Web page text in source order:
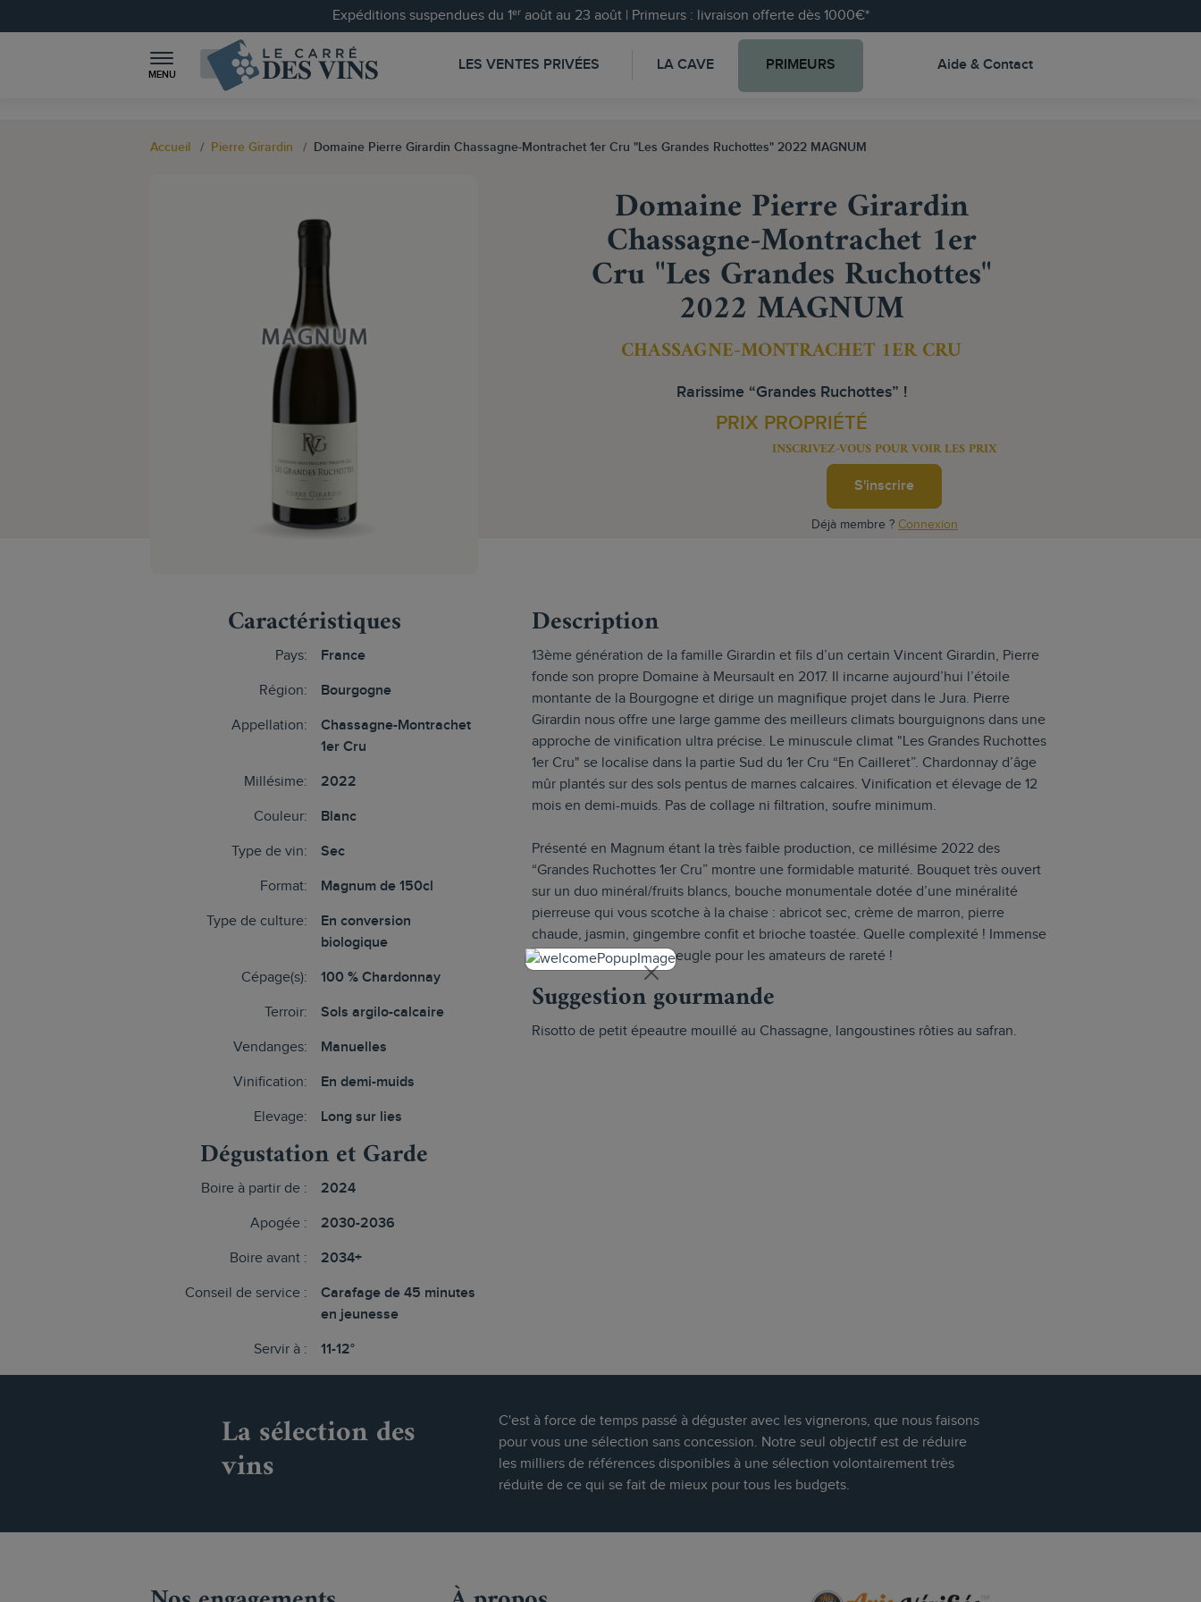
Expéditions suspendues du 1ᵉʳ août au 23 août | Primeurs : livraison offerte dès 1000€*
MENU
LES VENTES PRIVÉES LA CAVE PRIMEURS Aide & Contact
Accueil Pierre Girardin Domaine Pierre Girardin Chassagne-Montrachet 1er Cru "Les Grandes Ruchottes" 2022 MAGNUM
Domaine Pierre Girardin
Chassagne-Montrachet 1er
Cru "Les Grandes Ruchottes"
2022 MAGNUM
CHASSAGNE-MONTRACHET 1ER CRU
Rarissime “Grandes Ruchottes” !
PRIX PROPRIÉTÉ
INSCRIVEZ-VOUS POUR VOIR LES PRIX
S'inscrire
Déjà membre ? Connexion
Caractéristiques
Pays: France
Région: Bourgogne
Appellation:
Chassagne-Montrachet
1er Cru
Millésime: 2022
Couleur: Blanc
Type de vin: Sec
Format: Magnum de 150cl
Type de culture:
En conversion
biologique
Cépage(s): 100 % Chardonnay
Terroir: Sols argilo-calcaire
Vendanges: Manuelles
Vinification: En demi-muids
Elevage: Long sur lies
Dégustation et Garde
Boire à partir de : 2024
Apogée : 2030-2036
Boire avant : 2034+
Conseil de service :
Carafage de 45 minutes
en jeunesse
Servir à : 11-12°
Description
13ème génération de la famille Girardin et fils d’un certain Vincent Girardin, Pierre
fonde son propre Domaine à Meursault en 2017. Il incarne aujourd’hui l’étoile
montante de la Bourgogne et dirige un magnifique projet dans le Jura. Pierre
Girardin nous offre une large gamme des meilleurs climats bourguignons dans une
approche de vinification ultra précise. Le minuscule climat "Les Grandes Ruchottes
1er Cru" se localise dans la partie Sud du 1er Cru “En Cailleret”. Chardonnay d’âge
mûr plantés sur des sols pentus de marnes calcaires. Vinification et élevage de 12
mois en demi-muids. Pas de collage ni filtration, soufre minimum.
Présenté en Magnum étant la très faible production, ce millésime 2022 des
“Grandes Ruchottes 1er Cru” montre une formidable maturité. Bouquet très ouvert
sur un duo minéral/fruits blancs, bouche monumentale dotée d’une minéralité
pierreuse qui vous scotche à la chaise : abricot sec, crème de marron, pierre
chaude, jasmin, gingembre confit et brioche toastée. Quelle complexité ! Immense
vin blanc, à servir à l’aveugle pour les amateurs de rareté !
Suggestion gourmande
Risotto de petit épeautre mouillé au Chassagne, langoustines rôties au safran.
La sélection des
vins
C'est à force de temps passé à déguster avec les vignerons, que nous faisons
pour vous une sélection sans concession. Notre seul objectif est de réduire
les milliers de références disponibles à une sélection volontairement très
réduite de ce qui se fait de mieux pour tous les budgets.